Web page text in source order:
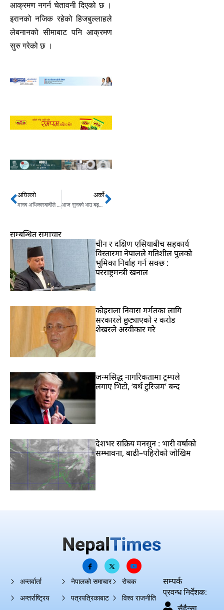
आक्रमण नगर्न चेतावनी दिएको छ ।
इरानको नजिक रहेको हिजबुल्लाहले
लेबनानको सीमाबाट पनि आक्रमण
सुरु गरेको छ ।
Prev
अघिल्लो
मानव अधिकारवादीले राष्ट्रपति कार्यालय घेरे,कृष्ण पहाडीसहित ११ जना नियन्त्रणमा
अर्को
आज सुनको भाउ बढ्दा चाँदीको घट्यो Next
सम्बन्धित समाचार
चीन र दक्षिण एसियाबीच सहकार्य
विस्तारमा नेपालले गतिशील पुलको
भूमिका निर्वाह गर्न सक्छ :
परराष्ट्रमन्त्री खनाल
कोइराला निवास मर्मतका लागि
सरकारले छुट्याएको २ करोड
शेखरले अस्वीकार गरे
जन्मसिद्ध नागरिकतामा ट्रम्पले
लगाए भिटो, ‘बर्थ टुरिजम’ बन्द
देशभर सक्रिय मनसुन : भारी वर्षाको
सम्भावना, बाढी–पहिरोको जोखिम
अन्तर्वार्ता
अन्तर्राष्ट्रिय
नेपालको समाचार
पत्रपत्रिकाबाट
रोचक
विश्व राजनीति
सम्पर्क
प्रवन्ध निर्देशक:
सैहैन्सा